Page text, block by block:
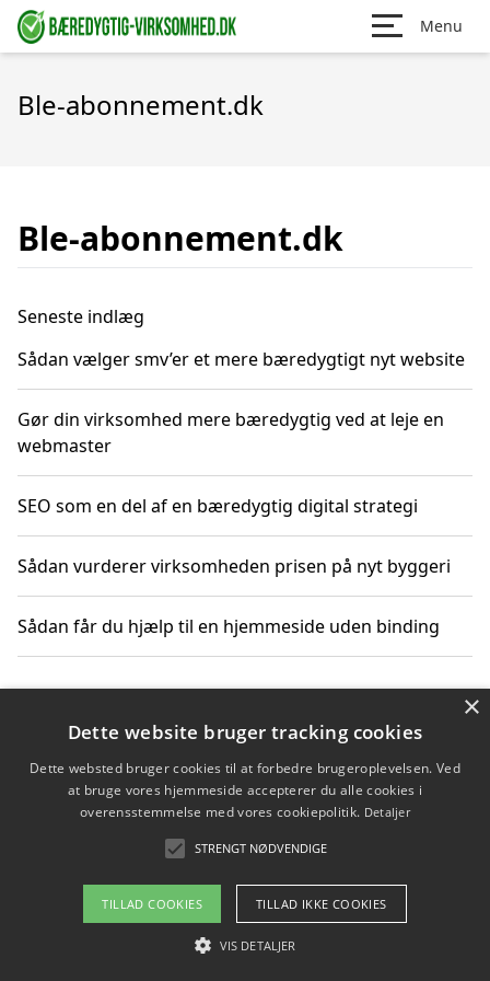
Menu
Ble-abonnement.dk
Ble-abonnement.dk
Seneste indlæg
Sådan vælger smv’er et mere bæredygtigt nyt website
Gør din virksomhed mere bæredygtig ved at leje en
webmaster
SEO som en del af en bæredygtig digital strategi
Sådan vurderer virksomheden prisen på nyt byggeri
Sådan får du hjælp til en hjemmeside uden binding
Copyright 2026 - Pilanto Aps
Om / kontakt
Blog Betingelser
×
Dette website bruger tracking cookies
Dette websted bruger cookies til at forbedre brugeroplevelsen. Ved
at bruge vores hjemmeside accepterer du alle cookies i
overensstemmelse med vores cookiepolitik. Detaljer
STRENGT NØDVENDIGE
TILLAD COOKIES TILLAD IKKE COOKIES
VIS DETALJER